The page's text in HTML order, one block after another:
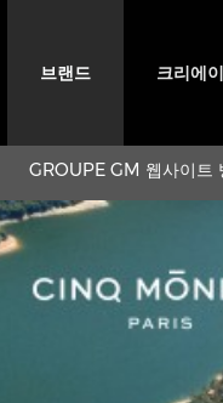
브랜드 크리에
GROUPE GM 웹사이트